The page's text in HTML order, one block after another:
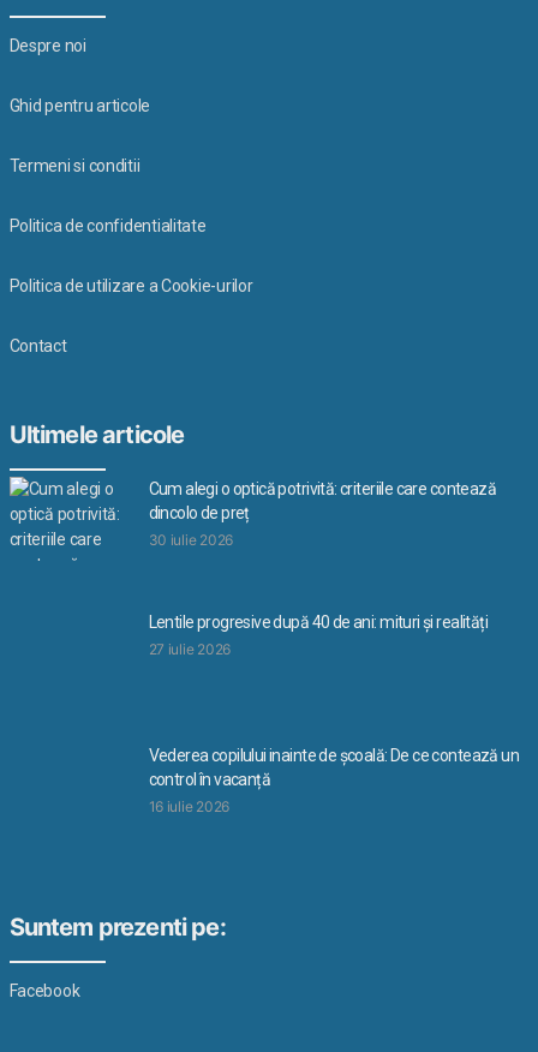
Despre noi
Ghid pentru articole
Termeni si conditii
Politica de confidentialitate
Politica de utilizare a Cookie-urilor
Contact
Ultimele articole
Cum alegi o optică potrivită: criteriile care contează
dincolo de preț
30 iulie 2026
Lentile progresive după 40 de ani: mituri și realități
27 iulie 2026
Vederea copilului inainte de școală: De ce contează un
control în vacanță
16 iulie 2026
Suntem prezenti pe:
Facebook